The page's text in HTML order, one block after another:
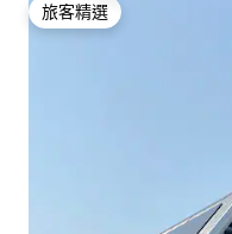
旅客精選
旅客精選